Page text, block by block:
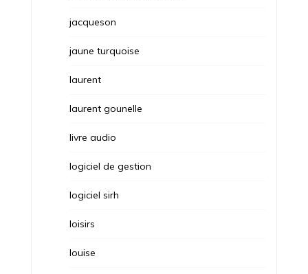
jacqueson
jaune turquoise
laurent
laurent gounelle
livre audio
logiciel de gestion
logiciel sirh
loisirs
louise